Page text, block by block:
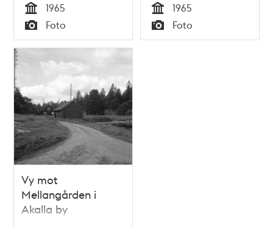
Tid
1965
Typ
Foto Tid
1965
Typ
Foto
Vy mot
Mellangården i
Akalla by